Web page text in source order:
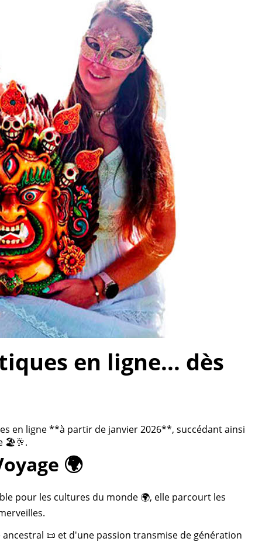
en ligne... dès
en ligne **à partir de janvier 2026**, succédant ainsi
🏖️🥂.
🌍
pour les cultures du monde 🌍, elle parcourt les
📜 et d'une passion transmise de génération